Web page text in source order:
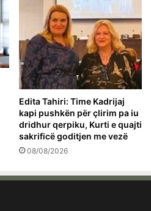
Edita Tahiri: Time Kadrijaj
kapi pushkën për çlirim pa iu
dridhur qerpiku, Kurti e quajti
sakrificë goditjen me vezë
08/08/2026